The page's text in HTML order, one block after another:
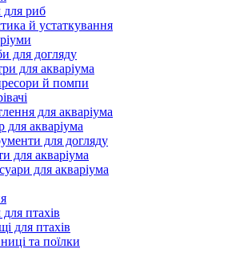
риб
й устаткування
для догляду
для акваріума
й помпи
для акваріума
для акваріума
для догляду
для акваріума
для акваріума
птахів
для птахів
та поїлки